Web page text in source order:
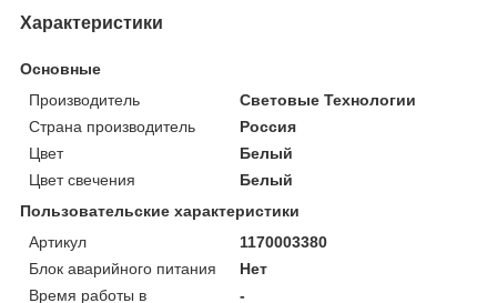
Характеристики
Основные
Производитель
Световые Технологии
Страна производитель
Россия
Цвет
Белый
Цвет свечения
Белый
Пользовательские характеристики
Артикул
1170003380
Блок аварийного питания
Нет
Время работы в
-